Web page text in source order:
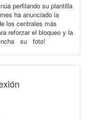
perfilando su plantilla
ha anunciado la
los centrales más
reforzar el bloqueo y la
su foto!